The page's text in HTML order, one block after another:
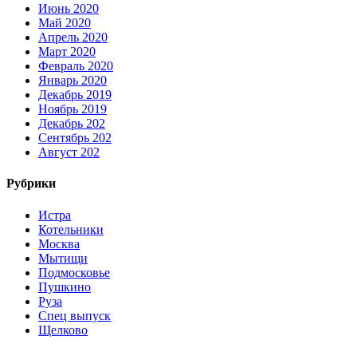
Июнь 2020
Май 2020
Апрель 2020
Март 2020
Февраль 2020
Январь 2020
Декабрь 2019
Ноябрь 2019
Декабрь 202
Сентябрь 202
Август 202
Рубрики
Истра
Котельники
Москва
Мытищи
Подмосковье
Пушкино
Руза
Спец выпуск
Щелково